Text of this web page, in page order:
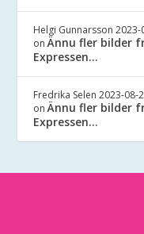
Helgi Gunnarsson 2023-
onÄnnu fler bilder
Expressen…
Fredrika Selen 2023-08-
onÄnnu fler bilder
Expressen…